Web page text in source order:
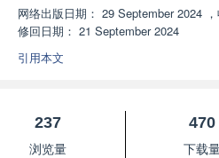
网络出版日期： 29 September 2024 ，
修回日期： 21 September 2024
引用本文
237
浏览量
470
下载